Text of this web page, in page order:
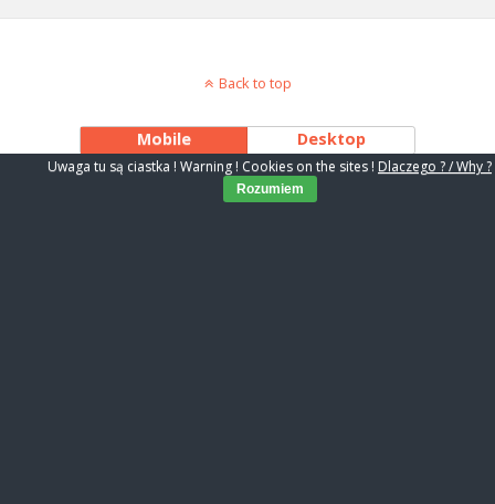
Back to top
Mobile Desktop
Uwaga tu są ciastka ! Warning ! Cookies on the sites ! Dlaczego ? / Why ?
Rozumiem